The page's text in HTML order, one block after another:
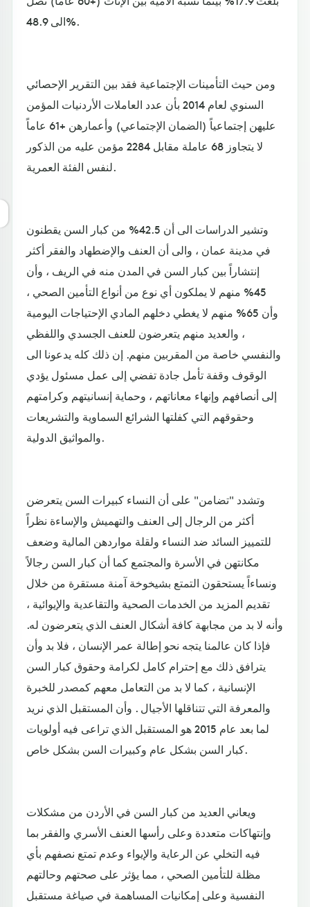
الى 48.9%.
ومن حيث التأمينات الإجتماعية فقد بين التقرير الإحصائي
السنوي لعام 2014 بأن عدد العاملات الأردنيات المؤمن
عليهن إجتماعياً (الضمان الإجتماعي) وأعمارهن +61 عاماً
لا يتجاوز 68 عاملة مقابل 2284 مؤمن عليه من الذكور
لنفس الفئة العمرية.
وتشير الدراسات الى أن 42.5% من كبار السن يقطنون
في مدينة عمان ، والى أن العنف والإضطهاد والفقر أكثر
إنتشاراً بين كبار السن في المدن منه في الريف ، وأن
45% منهم لا يملكون أي نوع من أنواع التأمين الصحي ،
وأن 65% منهم لا يغطي دخلهم المادي الإحتياجات اليومية
، والعديد منهم يتعرضون للعنف الجسدي واللفظي
والنفسي خاصة من المقربين منهم. إن ذلك كله يدعونا الى
الوقوف وقفة تأمل جادة تفضي إلى عمل مسئول يؤدي
إلى أنصافهم وإنهاء معاناتهم ، وحماية إنسانيتهم وكرامتهم
وحقوقهم التي كفلتها الشرائع السماوية والتشريعات
والمواثيق الدولية.
وتشدد "تضامن" على أن النساء كبيرات السن يتعرضن
أكثر من الرجال إلى العنف والتهميش والإساءة نظراً
للتمييز السائد ضد النساء ولقلة مواردهن المالية وضعف
مكانتهن في الأسرة والمجتمع كما أن كبار السن رجالاً
ونساءاً يستحقون التمتع بشيخوخة آمنة مستقرة من خلال
تقديم المزيد من الخدمات الصحية والتقاعدية والإيوائية ،
وأنه لا بد من مجابهة كافة أشكال العنف الذي يتعرضون له.
فإذا كان عالمنا يتجه نحو إطالة عمر الإنسان ، فلا بد وأن
يترافق ذلك مع إحترام كامل لكرامة وحقوق كبار السن
الإنسانية ، كما لا بد من التعامل معهم كمصدر للخبرة
والمعرفة التي تتناقلها الأجيال . وأن المستقبل الذي نريد
لما بعد عام 2015 هو المستقبل الذي تراعى فيه أولويات
كبار السن بشكل عام وكبيرات السن بشكل خاص.
ويعاني العديد من كبار السن في الأردن من مشكلات
وإنتهاكات متعددة وعلى رأسها العنف الأسري والفقر بما
فيه التخلي عن الرعاية والإيواء وعدم تمتع نصفهم بأي
مظلة للتأمين الصحي ، مما يؤثر على صحتهم وحالتهم
النفسية وعلى إمكانيات المساهمة في صياغة مستقبل